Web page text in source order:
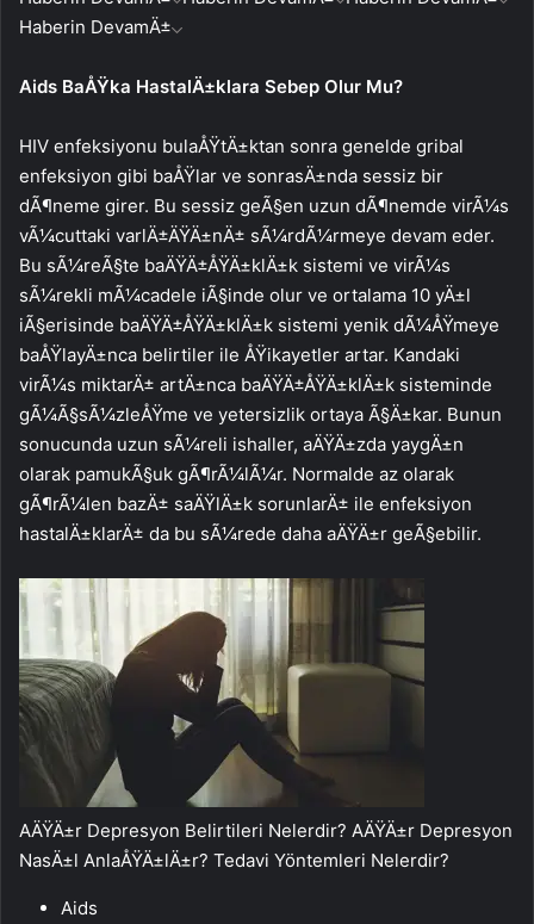
Haberin DevamÄ±
Aids BaÅŸka HastalÄ±klara Sebep Olur Mu?
HIV enfeksiyonu bulaÅŸtÄ±ktan sonra genelde gribal
enfeksiyon gibi baÅŸlar ve sonrasÄ±nda sessiz bir
dÃ¶neme girer. Bu sessiz geÃ§en uzun dÃ¶nemde virÃ¼s
vÃ¼cuttaki varlÄ±ÄŸÄ±nÄ± sÃ¼rdÃ¼rmeye devam eder.
Bu sÃ¼reÃ§te baÄŸÄ±ÅŸÄ±klÄ±k sistemi ve virÃ¼s
sÃ¼rekli mÃ¼cadele iÃ§inde olur ve ortalama 10 yÄ±l
iÃ§erisinde baÄŸÄ±ÅŸÄ±klÄ±k sistemi yenik dÃ¼ÅŸmeye
baÅŸlayÄ±nca belirtiler ile ÅŸikayetler artar. Kandaki
virÃ¼s miktarÄ± artÄ±nca baÄŸÄ±ÅŸÄ±klÄ±k sisteminde
gÃ¼Ã§sÃ¼zleÅŸme ve yetersizlik ortaya Ã§Ä±kar. Bunun
sonucunda uzun sÃ¼reli ishaller, aÄŸÄ±zda yaygÄ±n
olarak pamukÃ§uk gÃ¶rÃ¼lÃ¼r. Normalde az olarak
gÃ¶rÃ¼len bazÄ± saÄŸlÄ±k sorunlarÄ± ile enfeksiyon
hastalÄ±klarÄ± da bu sÃ¼rede daha aÄŸÄ±r geÃ§ebilir.
AÄŸÄ±r Depresyon Belirtileri Nelerdir? AÄŸÄ±r Depresyon
NasÄ±l AnlaÅŸÄ±lÄ±r? Tedavi Yöntemleri Nelerdir?
Aids